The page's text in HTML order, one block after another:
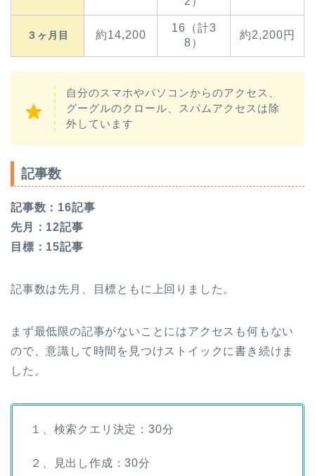
３ヶ月目 約14,200
16（計3
8）
約2,200円
自分のスマホやパソコンからのアクセス、
グーグルのクロール、スパムアクセスは除
外しています
記事数
記事数：16記事
先月：12記事
目標：15記事
記事数は先月、目標ともに上回りました。
まず最低限の記事がないことにはアクセスも何もない
ので、意識して時間を見つけストイックに書き続けま
した。
１、検索クエリ決定：30分
２、見出し作成：30分